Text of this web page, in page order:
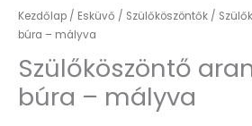
Kezdőlap/ Esküvő / Szülőköszöntők/
búra – mályva
Szülőköszöntő
búra – mályva
talpú
búra
mályva
mennyiség